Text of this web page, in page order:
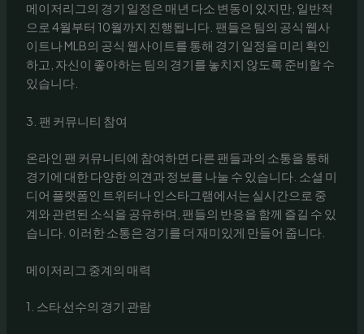
메이저리그의 경기 일정은 매년 다소 변동이 있지만, 일반적
으로 4월부터 10월까지 진행됩니다. 팬들은 팀의 공식 웹사
이트나 MLB의 공식 웹사이트를 통해 경기 일정을 미리 확인
하고, 자신이 좋아하는 팀의 경기를 놓치지 않도록 준비할 수
있습니다.
3. 팬 커뮤니티 참여
온라인 팬 커뮤니티에 참여하면 다른 팬들과의 소통을 통해
경기에 대한 다양한 의견과 정보를 나눌 수 있습니다. 소셜 미
디어 플랫폼인 트위터나 인스타그램에서는 실시간으로 중
계와 관련된 소식을 공유하며, 팬들의 반응을 함께 즐길 수 있
습니다. 이러한 소통은 경기를 더 재미있게 만들어 줍니다.
메이저리그 중계의 매력
1. 스타 선수의 경기 관람